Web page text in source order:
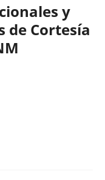
y
de Cortesía